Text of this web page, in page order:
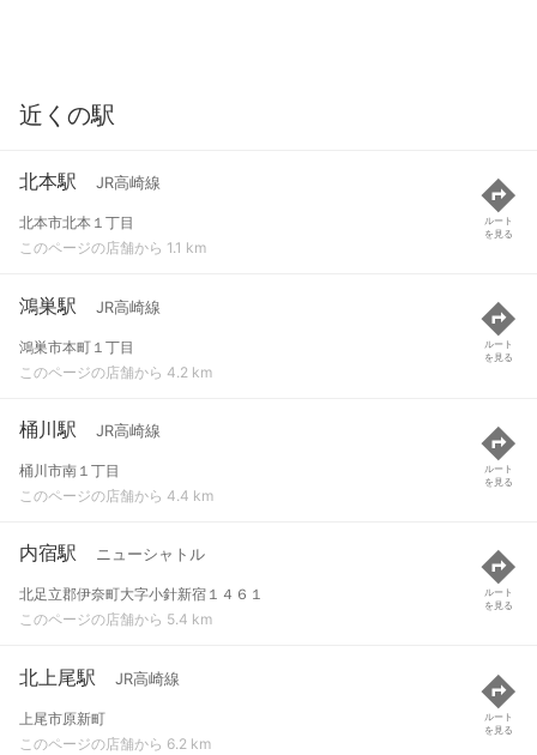
近くの駅
北本駅 JR高崎線
北本市北本１丁目
このページの店舗から 1.1 km
ルート
を見る
鴻巣駅 JR高崎線
鴻巣市本町１丁目
このページの店舗から 4.2 km
ルート
を見る
桶川駅 JR高崎線
桶川市南１丁目
このページの店舗から 4.4 km
ルート
を見る
内宿駅 ニューシャトル
北足立郡伊奈町大字小針新宿１４６１
このページの店舗から 5.4 km
ルート
を見る
北上尾駅 JR高崎線
上尾市原新町
このページの店舗から 6.2 km
ルート
を見る